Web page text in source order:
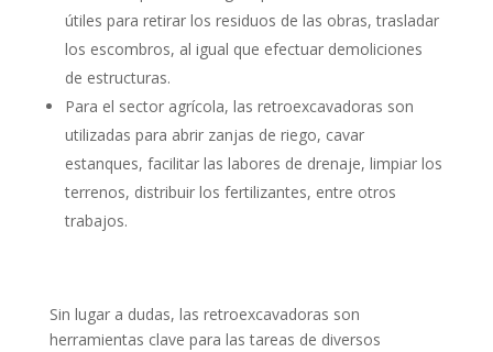
útiles para retirar los residuos de las obras, trasladar
los escombros, al igual que efectuar demoliciones
de estructuras.
Para el sector agrícola, las retroexcavadoras son
utilizadas para abrir zanjas de riego, cavar
estanques, facilitar las labores de drenaje, limpiar los
terrenos, distribuir los fertilizantes, entre otros
trabajos.
Sin lugar a dudas, las retroexcavadoras son
herramientas clave para las tareas de diversos